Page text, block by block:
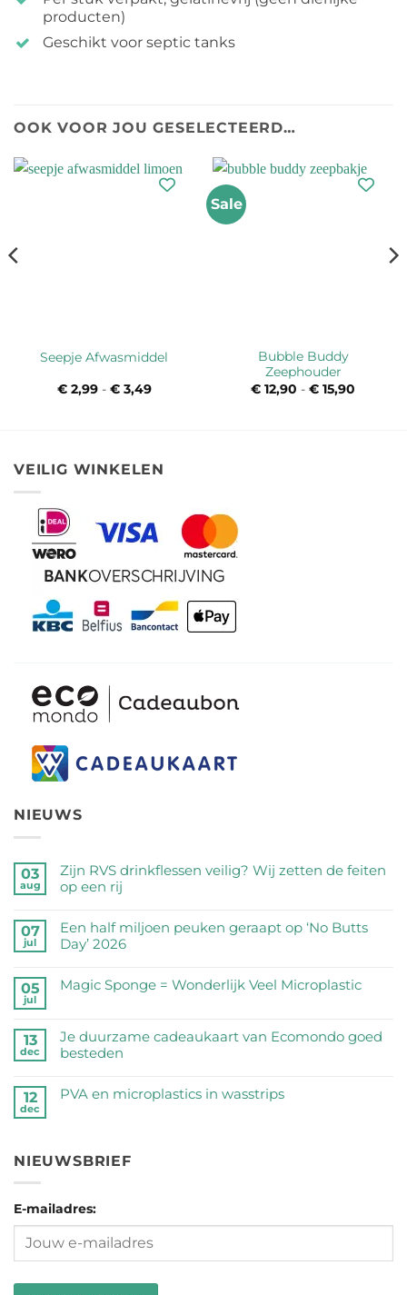
producten)
Geschikt voor septic tanks
OOK VOOR JOU GESELECTEERD…
Seepje Afwasmiddel
€2,99 - €3,49Prijsklasse:
Sale
Bubble Buddy
Zeephouder
€ 12,90 - € 15,90
VEILIG WINKELEN
NIEUWS
03
aug
Zijn RVS drinkflessen veilig? Wij zetten de feiten
op een rij
reacties
op
Zijn
drinkflessen
zetten
de
op
een
07
jul
Een half miljoen peuken geraapt op ‘No Butts
Day’ 2026
reacties
half
miljoen
peuken
op
2026
05
jul
Magic Sponge = Wonderlijk Veel Microplastic
op
Magic
=
Wonderlijk
13
dec
Je duurzame cadeaukaart van Ecomondo goed
besteden
reacties
cadeaukaart
van
goed
besteden
12
dec
PVA en microplastics in wasstrips
PVA
in
wasstrips
NIEUWSBRIEF
E-mailadres: